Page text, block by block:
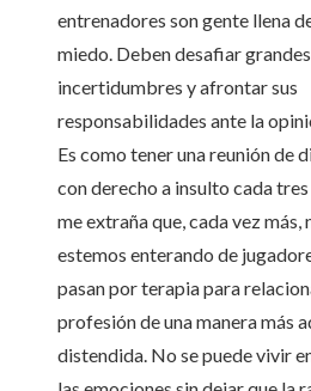
entrenadores son gente llena
miedo. Deben desafiar grandes
incertidumbres y afrontar sus
responsabilidades ante la
Es como tener una reunión de
con derecho a insulto cada
me extraña que, cada vez más,
estemos enterando de
pasan por terapia para
profesión de una manera más
distendida. No se puede vivir